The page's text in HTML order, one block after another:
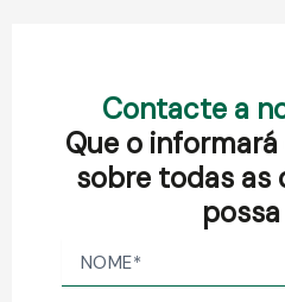
Contacte a
Que o
sobre todas as